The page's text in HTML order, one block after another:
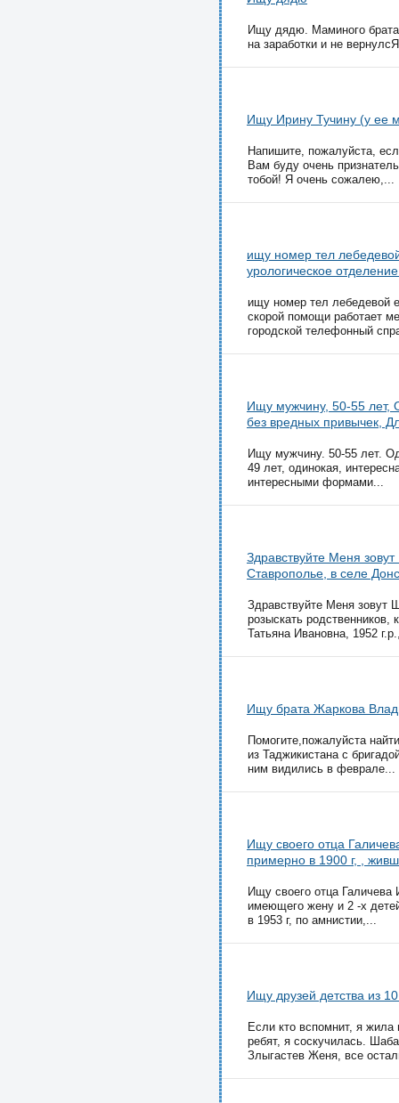
Ищу дядю. Маминого брата
на заработки и не
Ищу Ирину Тучину (у ее
Напишите, пожалуйста,
Вам буду очень
тобой! Я очень сожалею,...
ищу номер тел
урологическое
ищу номер тел лебедевой
скорой помощи работает
городской телефонный
Ищу мужчину, 50-55 лет,
без вредных привычек,
Ищу мужчину. 50-55 лет.
49 лет, одинокая,
интересными формами...
Здравствуйте Меня
Ставрополье, в селе
Здравствуйте Меня зовут
розыскать
Татьяна Ивановна, 1952
Ищу брата Жаркова
Помогите,пожалуйста
из Таджикистана с
ним видились в феврале...
Ищу своего отца
примерно в 1900 г, ,
Ищу своего отца Галичева
имеющего жену и 2 -х
в 1953 г, по амнистии,...
Ищу друзей детства из
Если кто вспомнит, я
ребят, я соскучилась.
Злыгастев Женя, все